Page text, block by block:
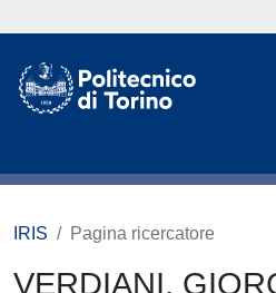
IRIS Pagina ricercatore
VERDIANI,